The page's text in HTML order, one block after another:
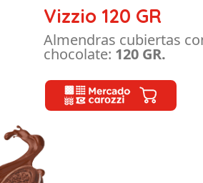
Vizzio 120 GR
Almendras cubiertas
chocolate: 120 GR.